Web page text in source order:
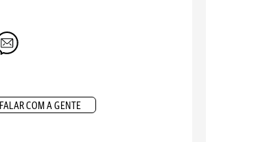
FALAR COM A GENTE